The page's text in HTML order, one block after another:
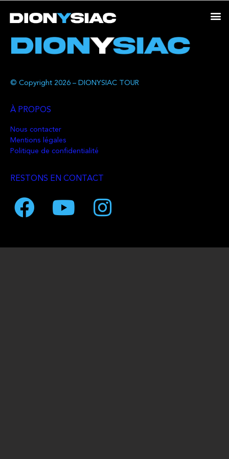
© Copyright 2026 – DIONYSIAC TOUR
À PROPOS
Nous contacter
Mentions légales
Politique de confidentialité
RESTONS EN CONTACT